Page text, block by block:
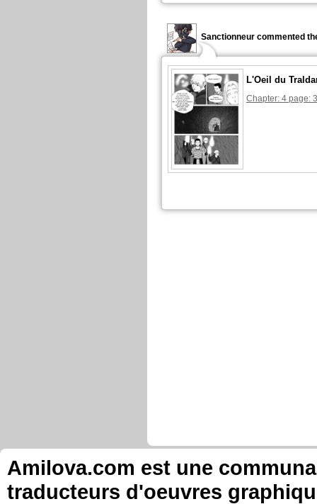
Sanctionneur commented
L'Oeil du
Chapter: 4 page:
Amilova.com est une
traducteurs d'oeuvres